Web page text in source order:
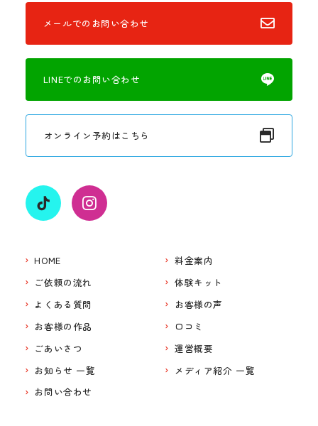
メールでのお問い合わせ
LINEでのお問い合わせ
オンライン予約はこちら
HOME
料金案内
ご依頼の流れ
体験キット
よくある質問
お客様の声
お客様の作品
口コミ
ごあいさつ
運営概要
お知らせ 一覧
メディア紹介 一覧
お問い合わせ